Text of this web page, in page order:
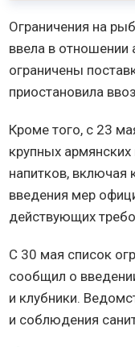
Ограничения на
ввела в отношении
ограничены
приостановила
Кроме того, с 23
крупных
напитков,
введения мер
действующих
С 30 мая список
сообщил о
и клубники.
и соблюдения